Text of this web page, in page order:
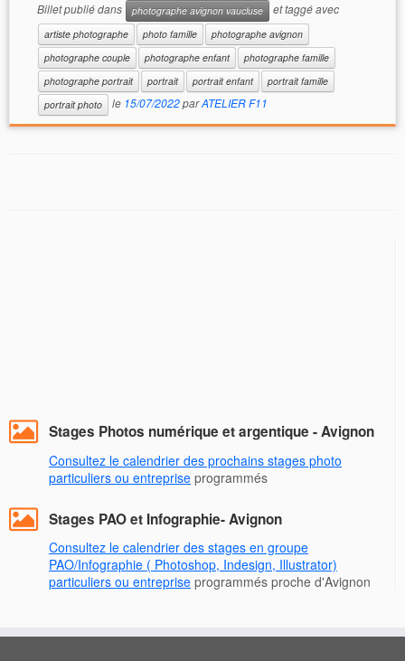
Billet publié dans photographe avignon vaucluse et taggé avec
artiste photographe photo famille
photographe avignon
photographe couple
photographe enfant
photographe famille
photographe portrait
portrait portrait enfant
portrait famille
portrait photo
le 15/07/2022parATELIER F11
Stages Photos numérique et argentique - Avignon
Consultez le calendrier des prochains stages photo
particuliers ou entreprise programmés
Stages PAO et Infographie- Avignon
Consultez le calendrier des stages en groupe
PAO/Infographie ( Photoshop, Indesign, Illustrator)
particuliers ou entreprise programmés proche d'Avignon